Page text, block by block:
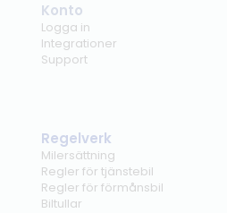
Konto
Logga in
Integrationer
Support
Regelverk
Milersättning
Regler för tjänstebil
Regler för förmånsbil
Biltullar